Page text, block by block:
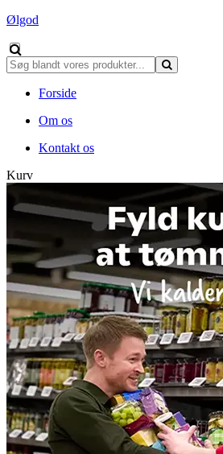
Ølgod
Forside
Om os
Kontakt os
Kurv